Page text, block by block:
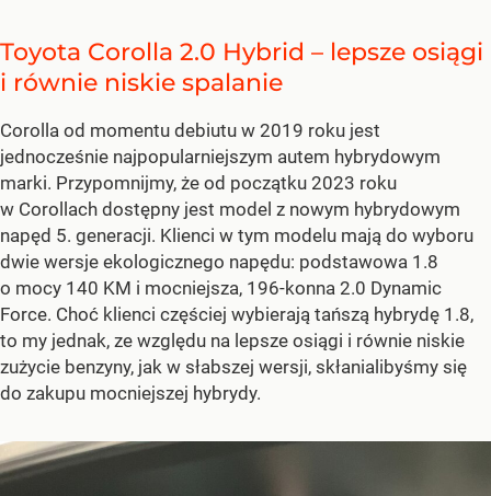
Toyota Corolla 2.0 Hybrid – lepsze osiągi
i równie niskie spalanie
Corolla od momentu debiutu w 2019 roku jest
jednocześnie najpopularniejszym autem hybrydowym
marki. Przypomnijmy, że od początku 2023 roku
w Corollach dostępny jest model z nowym hybrydowym
napęd 5. generacji. Klienci w tym modelu mają do wyboru
dwie wersje ekologicznego napędu: podstawowa 1.8
o mocy 140 KM i mocniejsza, 196-konna 2.0 Dynamic
Force. Choć klienci częściej wybierają tańszą hybrydę 1.8,
to my jednak, ze względu na lepsze osiągi i równie niskie
zużycie benzyny, jak w słabszej wersji, skłanialibyśmy się
do zakupu mocniejszej hybrydy.